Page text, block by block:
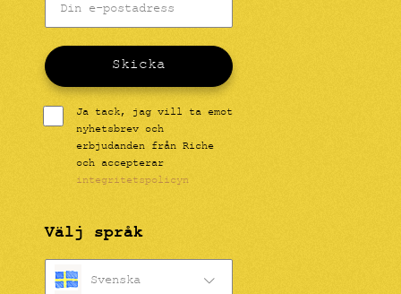
Skicka
Ja tack, jag vill ta emot
nyhetsbrev och
erbjudanden från Riche
och accepterar
integritetspolicyn
Välj språk
Svenska